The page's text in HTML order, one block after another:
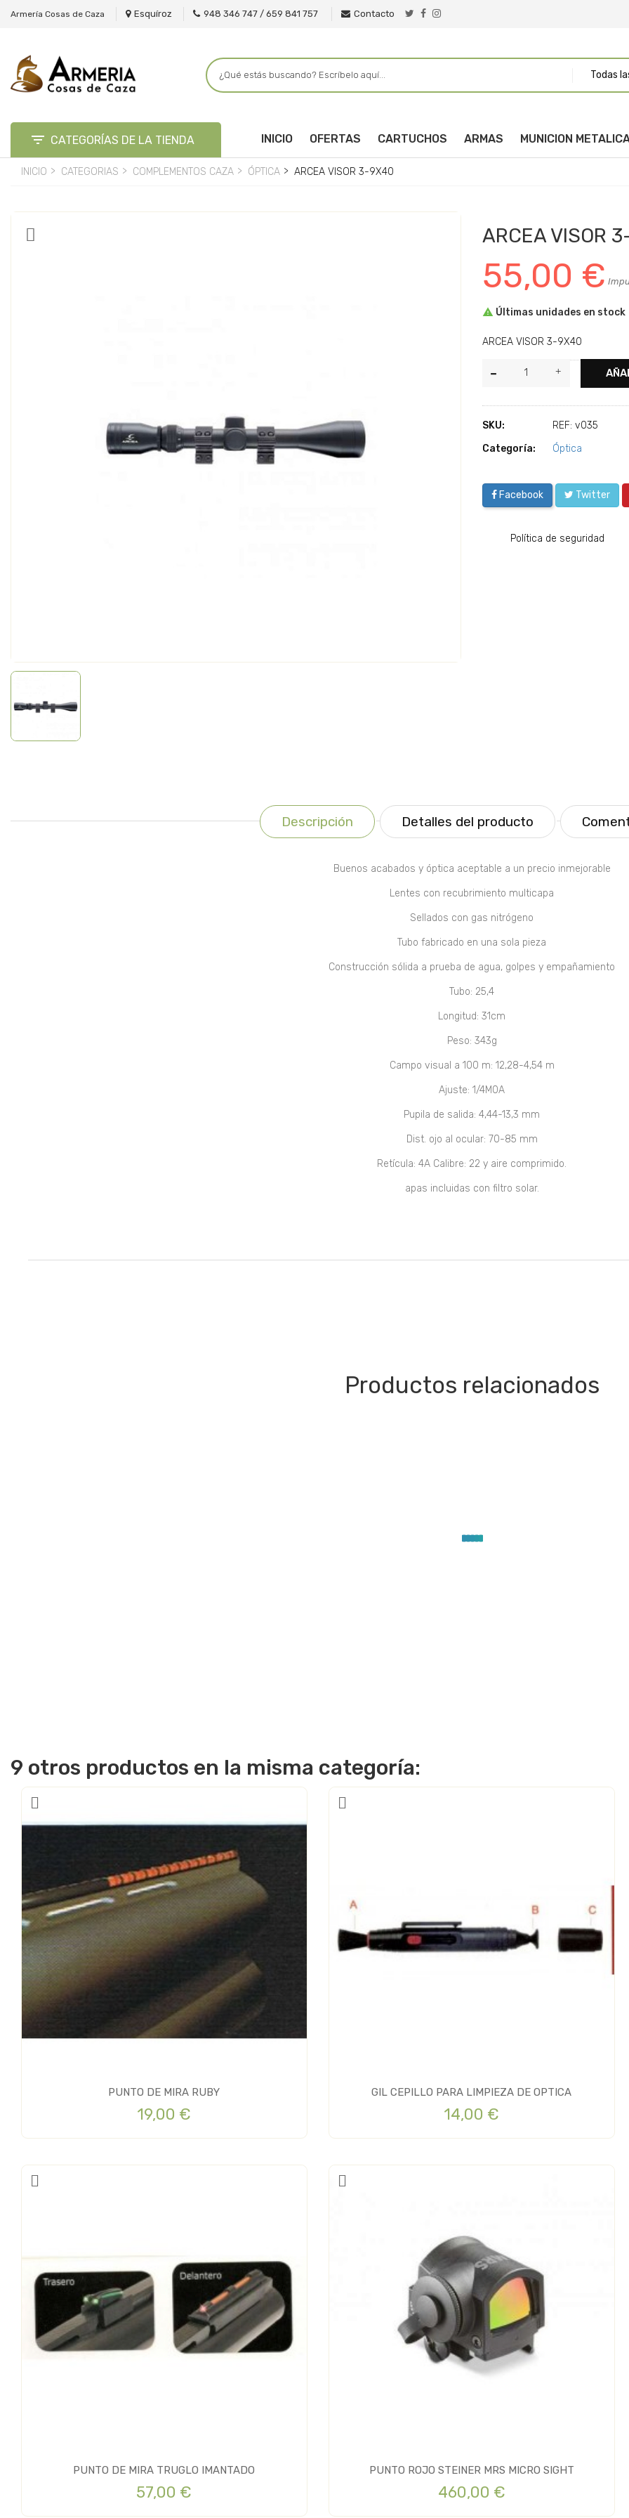
Armería Cosas de Caza Esquíroz 948 346 747 / 659 841 757 Contacto
Todas
 CATEGORÍAS DE LA TIENDA INICIO OFERTAS CARTUCHOS ARMAS MUNICION
INICIO CATEGORIAS COMPLEMENTOS CAZA ÓPTICA ARCEA VISOR 3-9X40
ARCEA VISOR
55,00 €
 Últimas unidades en stock
ARCEA VISOR 3-9X40
SKU:
REF: v035
Categoría:
Óptica
Facebook Twitter
Política de seguridad
Descripción Detalles del producto
Buenos acabados y óptica aceptable a un precio inmejorable
Lentes con recubrimiento multicapa
Sellados con gas nitrógeno
Tubo fabricado en una sola pieza
Construcción sólida a prueba de agua, golpes y empañamiento
Tubo: 25,4
Longitud: 31cm
Peso: 343g
Campo visual a 100 m: 12,28-4,54 m
Ajuste: 1/4M0A
Pupila de salida: 4,44-13,3 mm
Dist. ojo al ocular: 70-85 mm
Retícula: 4A Calibre: 22 y aire comprimido.
apas incluidas con filtro solar.
Productos relacionados
9 otros productos en la misma categoría:
PUNTO DE MIRA RUBY
19,00 €
GIL CEPILLO PARA LIMPIEZA DE OPTICA
14,00 €
PUNTO DE MIRA TRUGLO IMANTADO
57,00 €
PUNTO ROJO STEINER MRS MICRO SIGHT
460,00 €